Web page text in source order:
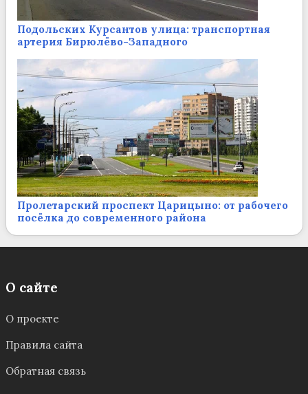
Подольских Курсантов улица: транспортная
артерия Бирюлёво-Западного
Пролетарский проспект Царицыно: от рабочего
посёлка до современного района
О сайте
О проекте
Правила сайта
Обратная связь